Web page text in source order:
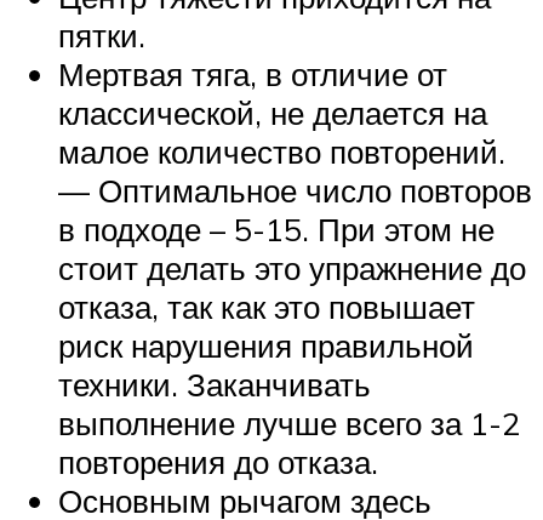
пятки.
Мертвая тяга, в отличие от
классической, не делается на
малое количество повторений.
— Оптимальное число повторов
в подходе – 5-15. При этом не
стоит делать это упражнение до
отказа, так как это повышает
риск нарушения правильной
техники. Заканчивать
выполнение лучше всего за 1-2
повторения до отказа.
Основным рычагом здесь